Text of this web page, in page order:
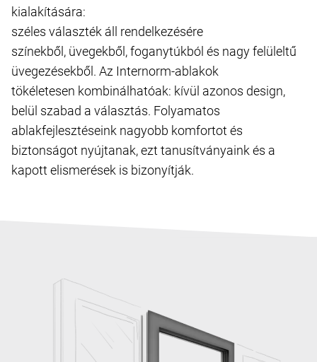
kialakítására:
széles választék áll rendelkezésére
színekből, üvegekből, foganytúkból és nagy felüleltű
üvegezésekből. Az Internorm-ablakok
tökéletesen kombinálhatóak: kívül azonos design,
belül szabad a választás. Folyamatos
ablakfejlesztéseink nagyobb komfortot és
biztonságot nyújtanak, ezt tanusítványaink és a
kapott elismerések is bizonyítják.